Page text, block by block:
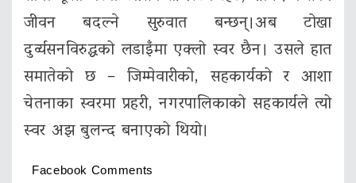
जीवन बदल्ने सुरुवात बन्छन्।अब टोखा
दुर्व्यसनविरुद्धको लडाइँमा एक्लो स्वर छैन। उसले हात
समातेको छ – जिम्मेवारीको, सहकार्यको र आशा
चेतनाका स्वरमा प्रहरी, नगरपालिकाको सहकार्यले त्यो
स्वर अझ बुलन्द बनाएको थियो।
Facebook Comments